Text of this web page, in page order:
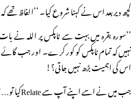
کچھ دیربعد اس نے کہنا شروع کیا۔ ’’الفاظ تھے
’’سورہ بقرہ میں بہت سے ٹاپکس پر اللہ نے
نہیں کہ تمام ٹاپکس کو کور کرے۔ اور جب گائے
اس کی اہمیت بڑھ نہیں جاتی؟!
جب میں نے اسے اپنے آپ سے Relateکیا تو…‘‘